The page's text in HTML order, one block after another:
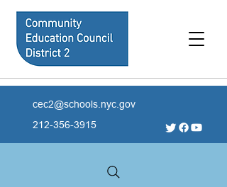
cec2@schools.nyc.gov
212-356-3915